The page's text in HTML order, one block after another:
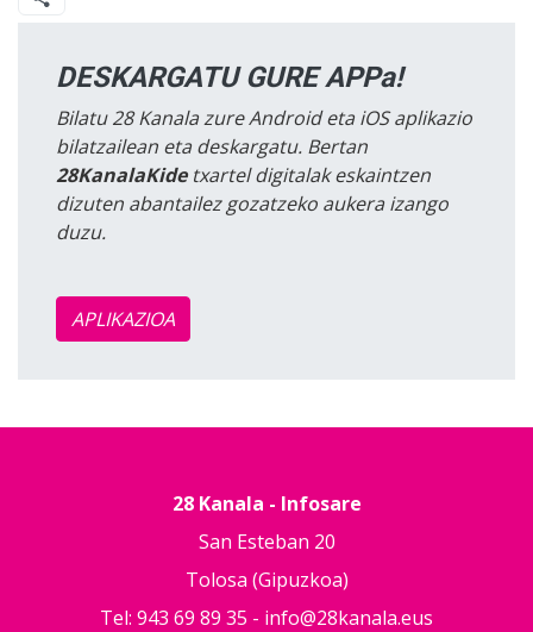
DESKARGATU GURE APPa!
Bilatu 28 Kanala zure Android eta iOS aplikazio
bilatzailean eta deskargatu. Bertan
28KanalaKidetxartel digitalak eskaintzen
dizuten abantailez gozatzeko aukera izango
duzu.
APLIKAZIOA
28 Kanala - Infosare
San Esteban 20
Tolosa (Gipuzkoa)
Tel: 943 69 89 35 - info@28kanala.eus